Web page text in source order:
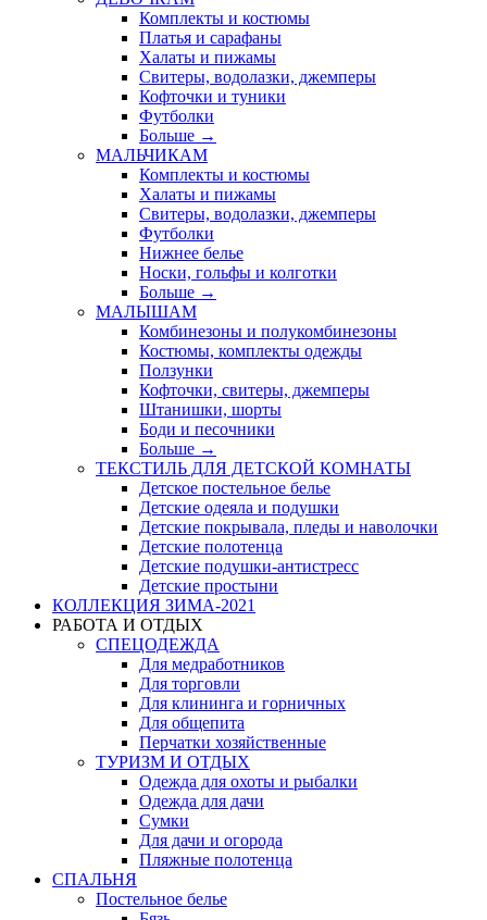
Комплекты и костюмы
Платья и сарафаны
Халаты и пижамы
Свитеры, водолазки, джемперы
Кофточки и туники
Футболки
Больше →
МАЛЬЧИКАМ
Комплекты и костюмы
Халаты и пижамы
Свитеры, водолазки, джемперы
Футболки
Нижнее белье
Носки, гольфы и колготки
Больше →
МАЛЫШАМ
Комбинезоны и полукомбинезоны
Костюмы, комплекты одежды
Ползунки
Кофточки, свитеры, джемперы
Штанишки, шорты
Боди и песочники
Больше →
ТЕКСТИЛЬ ДЛЯ ДЕТСКОЙ КОМНАТЫ
Детское постельное белье
Детские одеяла и подушки
Детские покрывала, пледы и наволочки
Детские полотенца
Детские подушки-антистресс
Детские простыни
КОЛЛЕКЦИЯ ЗИМА-2021
РАБОТА И ОТДЫХ
СПЕЦОДЕЖДА
Для медработников
Для торговли
Для клининга и горничных
Для общепита
Перчатки хозяйственные
ТУРИЗМ И ОТДЫХ
Одежда для охоты и рыбалки
Одежда для дачи
Сумки
Для дачи и огорода
Пляжные полотенца
СПАЛЬНЯ
Постельное белье